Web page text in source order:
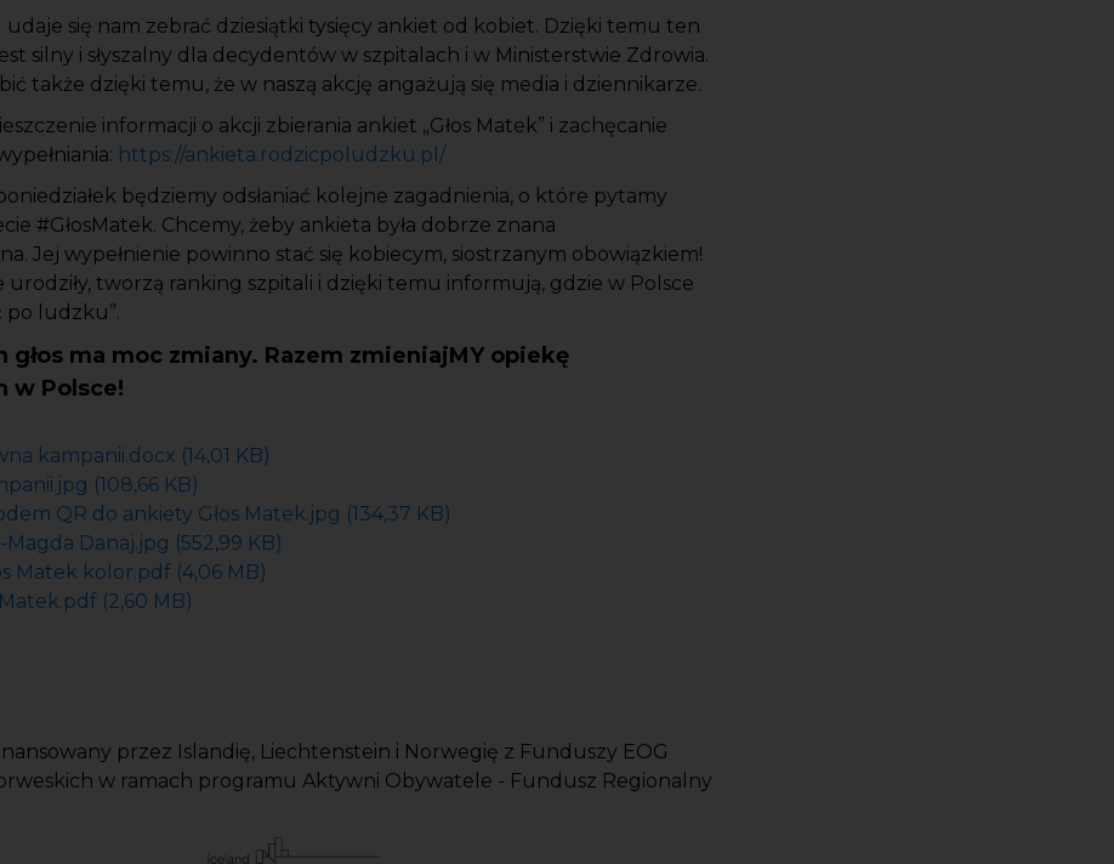
udaje się nam zebrać dziesiątki tysięcy ankiet od kobiet. Dzięki temu ten
silny i słyszalny dla decydentów w szpitalach i w Ministerstwie Zdrowia.
także dzięki temu, że w naszą akcję angażują się media i dziennikarze.
informacji o akcji zbierania ankiet „Głos Matek” i zachęcanie
https://ankieta.rodzicpoludzku.pl/
będziemy odsłaniać kolejne zagadnienia, o które pytamy
#GłosMatek. Chcemy, żeby ankieta była dobrze znana
Jej wypełnienie powinno stać się kobiecym, siostrzanym obowiązkiem!
urodziły, tworzą ranking szpitali i dzięki temu informują, gdzie w Polsce
po ludzku”.
głos ma moc zmiany. Razem zmieniajMY opiekę
w Polsce!
kampanii.docx (14,01 KB)
(108,66 KB)
QR do ankiety Głos Matek.jpg (134,37 KB)
Danaj.jpg (552,99 KB)
Matek kolor.pdf (4,06 MB)
Matek.pdf (2,60 MB)
przez Islandię, Liechtenstein i Norwegię z Funduszy EOG
w ramach programu Aktywni Obywatele - Fundusz Regionalny